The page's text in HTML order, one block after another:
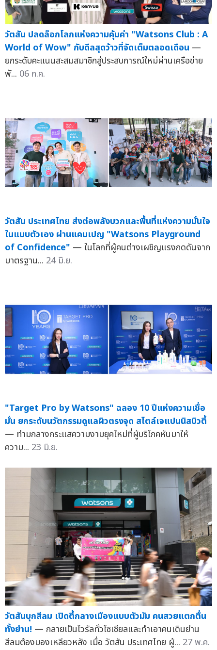
วัตสัน ปลดล็อกโลกแห่งความคุ้มค่า "Watsons Club : A
World of Wow" กับดีลสุดว้าวที่จัดเต็มตลอดเดือน —
ยกระดับคะแนนสะสมสมาชิกสู่ประสบการณ์ใหม่ผ่านเครือข่าย
พั... 06 ก.ค.
วัตสัน ประเทศไทย ส่งต่อพลังบวกและพื้นที่แห่งความมั่นใจ
ในแบบตัวเอง ผ่านแคมเปญ "Watsons Playground
of Confidence" — ในโลกที่ผู้คนต่างเผชิญแรงกดดันจาก
มาตรฐาน... 24 มิ.ย.
"Target Pro by Watsons" ฉลอง 10 ปีแห่งความเชื่อ
มั่น ยกระดับนวัตกรรมดูแลผิวตรงจุด สไตล์เจแปนนิสบิวตี้
— ท่ามกลางกระแสความงามยุคใหม่ที่ผู้บริโภคหันมาให้
ความ... 23 มิ.ย.
วัตสันบุกสีลม เปิดตี้กลางเมืองแบบตัวมัม คนสวยแตกตื่น
ทั้งย่าน! — กลายเป็นไวรัลทั่วโซเชียลและทำเอาคนเดินย่าน
สีลมต้องมองเหลียวหลัง เมื่อ วัตสัน ประเทศไทย ผู้... 27 พ.ค.